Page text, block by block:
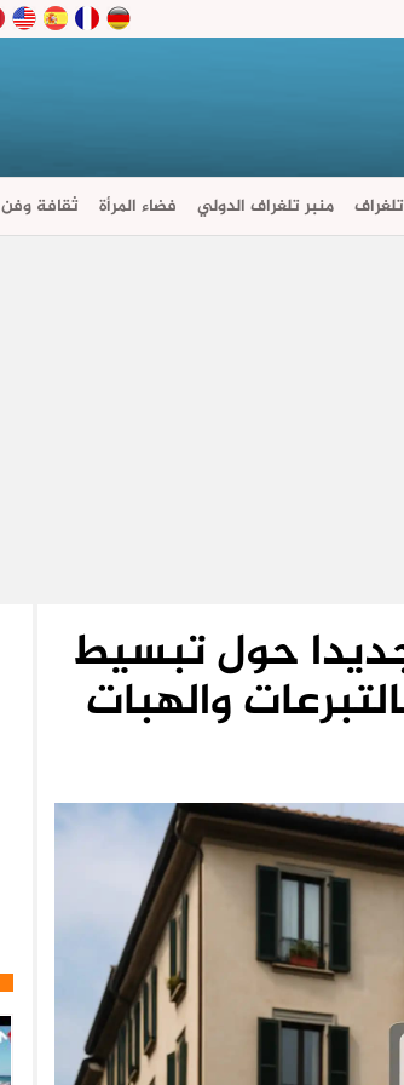
منبر تلغراف الدولي فضاء المرأة ثقافة وفن
جديدا حول تبسيط
والهبات